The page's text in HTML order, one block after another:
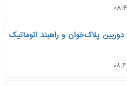
پلاک‌خوان و راهبند اتوماتیک